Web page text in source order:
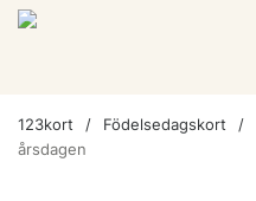
123kort Födelsedagskort
årsdagen